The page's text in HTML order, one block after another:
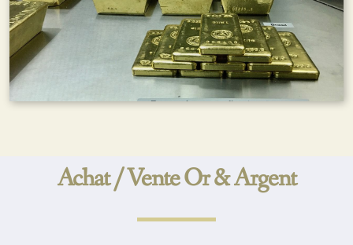
Achat / Vente Or & Argent